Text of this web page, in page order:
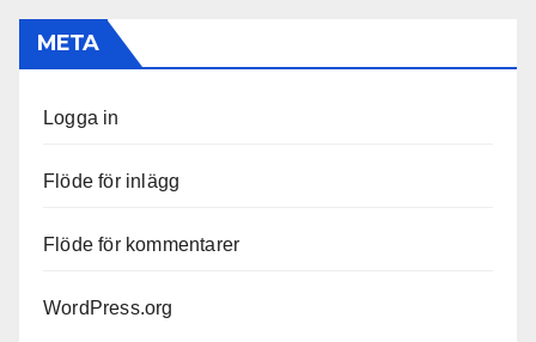
META
Logga in
Flöde för inlägg
Flöde för kommentarer
WordPress.org